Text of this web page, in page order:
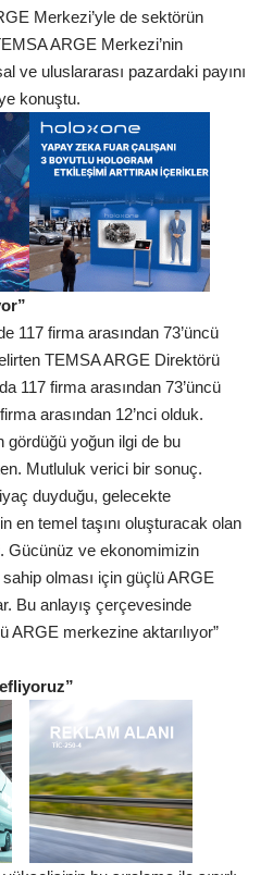
Merkezi’yle de sektörün
ARGE Merkezi’nin
ve uluslararası pazardaki payını
konuştu.
117 firma arasından 73’üncü
TEMSA ARGE Direktörü
117 firma arasından 73’üncü
arasından 12’nci olduk.
gördüğü yoğun ilgi de bu
Mutluluk verici bir sonuç.
duyduğu, gelecekte
en temel taşını oluşturacak olan
Gücünüz ve ekonomimizin
olması için güçlü ARGE
Bu anlayış çerçevesinde
ARGE merkezine aktarılıyor”